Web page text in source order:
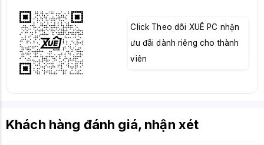
Click Theo dõi XUÊ PC nhận
ưu đãi dành riêng cho thành
viên
Khách hàng đánh giá, nhận xét